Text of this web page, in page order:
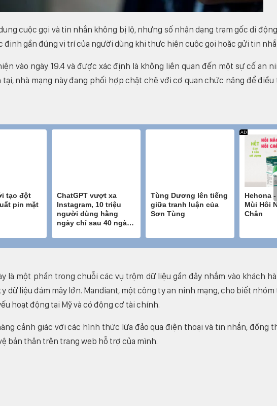
cuộc gọi và tin nhắn không bị lộ, nhưng số nhận dạng trạm gốc di
định gần đúng vị trí của người dùng khi thực hiện cuộc gọi hoặc gửi tin
vào ngày 19.4 và được xác định là không liên quan đến một sự cố an
tại, nhà mạng này đang phối hợp chặt chẽ với cơ quan chức năng để điều
là một phần trong chuỗi các vụ trộm dữ liệu gần đây nhắm vào khách
dữ liệu đám mây lớn. Mandiant, một công ty an ninh mạng, cho biết nhóm
hoạt động tại Mỹ và có động cơ tài chính.
cảnh giác với các hình thức lừa đảo qua điện thoại và tin nhắn, đồng
bản thân trên trang web hỗ trợ của mình.